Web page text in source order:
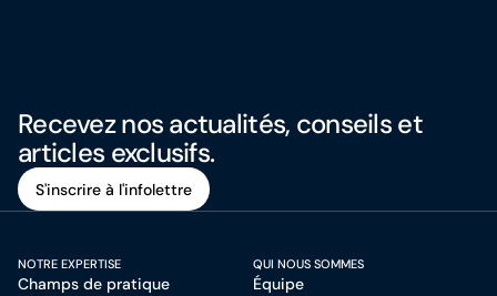
Recevez nos actualités, conseils et
articles exclusifs.
S'inscrire à l'infolettre
NOTRE EXPERTISE
Champs de pratique
QUI NOUS SOMMES
Équipe